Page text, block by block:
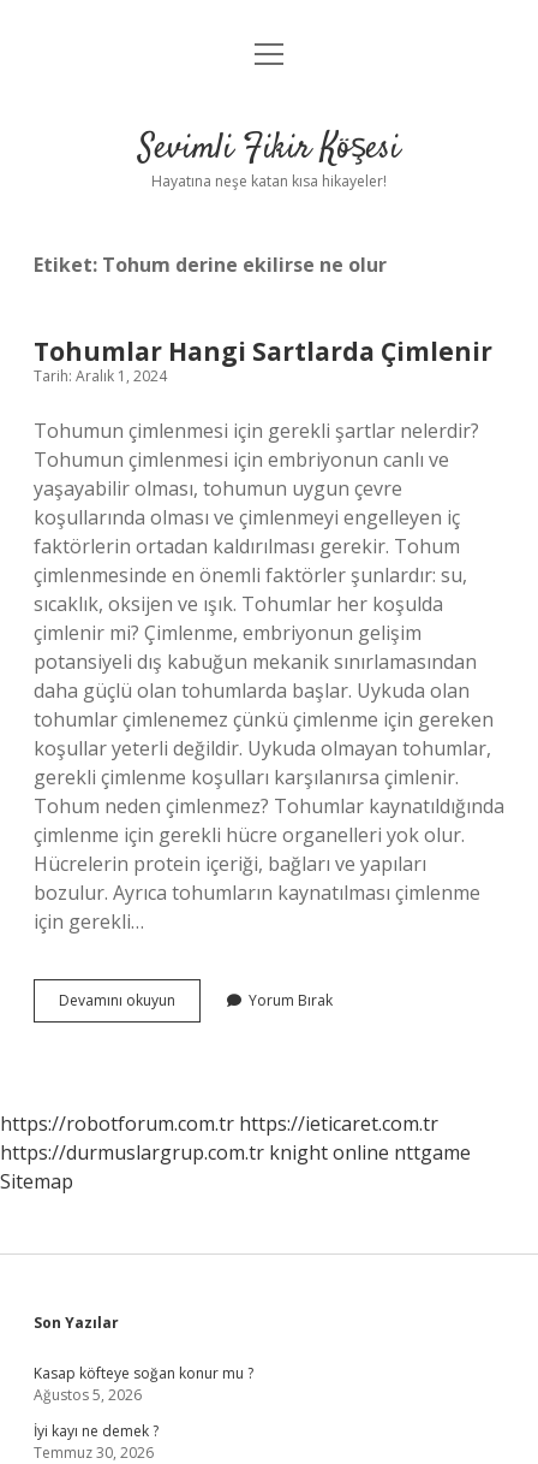
Anasayfa
Yasal Uyarı
menüyü
Sevimli Fikir Köşesi
Hayatına neşe katan kısa hikayeler!
Etiket: Tohum derine ekilirse ne olur
Tohumlar Hangi Sartlarda Çimlenir
Tarih: Aralık 1, 2024
Tohumun çimlenmesi için gerekli şartlar nelerdir?
Tohumun çimlenmesi için embriyonun canlı ve
yaşayabilir olması, tohumun uygun çevre
koşullarında olması ve çimlenmeyi engelleyen iç
faktörlerin ortadan kaldırılması gerekir. Tohum
çimlenmesinde en önemli faktörler şunlardır: su,
sıcaklık, oksijen ve ışık. Tohumlar her koşulda
çimlenir mi? Çimlenme, embriyonun gelişim
potansiyeli dış kabuğun mekanik sınırlamasından
daha güçlü olan tohumlarda başlar. Uykuda olan
tohumlar çimlenemez çünkü çimlenme için gereken
koşullar yeterli değildir. Uykuda olmayan tohumlar,
gerekli çimlenme koşulları karşılanırsa çimlenir.
Tohum neden çimlenmez? Tohumlar kaynatıldığında
çimlenme için gerekli hücre organelleri yok olur.
Hücrelerin protein içeriği, bağları ve yapıları
bozulur. Ayrıca tohumların kaynatılması çimlenme
için gerekli…
Devamını okuyun Tohumlar
Hangi
Yorum Bırak
https://robotforum.com.tr https://ieticaret.com.tr
https://durmuslargrup.com.tr knight online nttgame
Sitemap
Sidebar
Son Yazılar
Kasap köfteye soğan konur mu ?
Ağustos 5, 2026
İyi kayı ne demek ?
Temmuz 30, 2026